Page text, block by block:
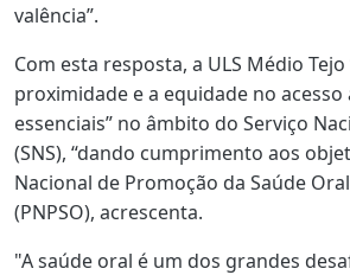
valência”.
Com esta resposta, a ULS Médio
proximidade e a equidade no acesso
essenciais” no âmbito do Serviço
(SNS), “dando cumprimento aos
Nacional de Promoção da Saúde
(PNPSO), acrescenta.
"A saúde oral é um dos grandes